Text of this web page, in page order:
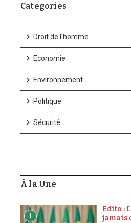
Categories
Droit de l'homme
Economie
Environnement
Politique
Sécurité
À la Une
1
Edito :
jamais